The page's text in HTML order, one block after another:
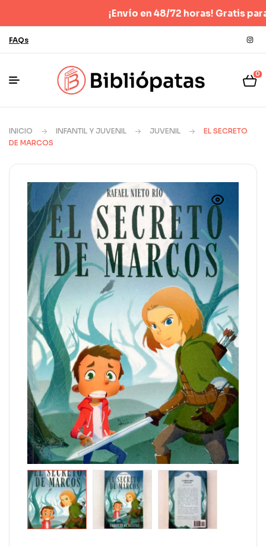
¡Envío en 48/72 horas! Gratis para
FAQs
0
INICIO INFANTIL Y JUVENIL JUVENIL
EL SECRETO
DE MARCOS